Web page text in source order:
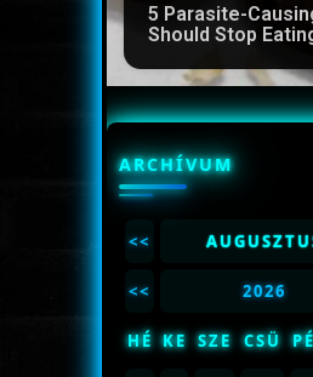
5 Parasite-
Should Stop
ARCHÍVUM
<<
<< 2026
HÉ KE SZE CSÜ PÉ